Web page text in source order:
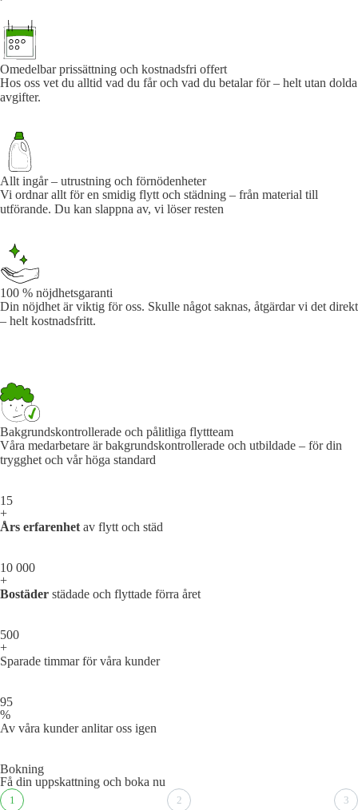
Omedelbar prissättning och kostnadsfri offert
Hos oss vet du alltid vad du får och vad du betalar för – helt utan dolda
avgifter.
Allt ingår – utrustning och förnödenheter
Vi ordnar allt för en smidig flytt och städning – från material till
utförande. Du kan slappna av, vi löser resten
100 % nöjdhetsgaranti
Din nöjdhet är viktig för oss. Skulle något saknas, åtgärdar vi det direkt
– helt kostnadsfritt.
Bakgrundskontrollerade och pålitliga flyttteam
Våra medarbetare är bakgrundskontrollerade och utbildade – för din
trygghet och vår höga standard
15
+
Års erfarenhet av flytt och städ
10 000
+
Bostäder städade och flyttade förra året
500
+
Sparade timmar för våra kunder
95
%
Av våra kunder anlitar oss igen
Bokning
Få din uppskattning och boka nu
1 2 3